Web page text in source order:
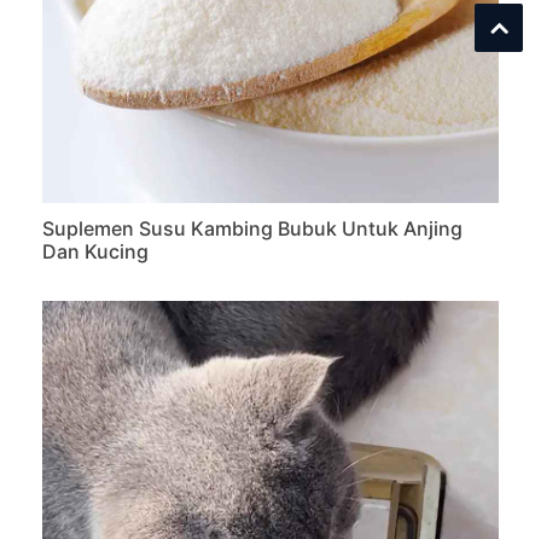
Suplemen Susu Kambing Bubuk Untuk Anjing
Dan Kucing